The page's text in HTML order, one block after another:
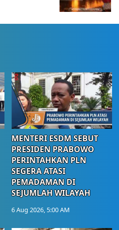
MENTERI ESDM SEBUT
PRESIDEN PRABOWO
PERINTAHKAN PLN
SEGERA ATASI
PEMADAMAN DI
SEJUMLAH WILAYAH
6 Aug 2026, 5:00 AM